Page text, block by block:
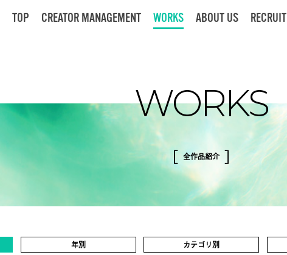
TOP CREATOR MANAGEMENT WORKS ABOUT US RECRUIT
WORKS
全作品紹介
年別 カテゴリ別